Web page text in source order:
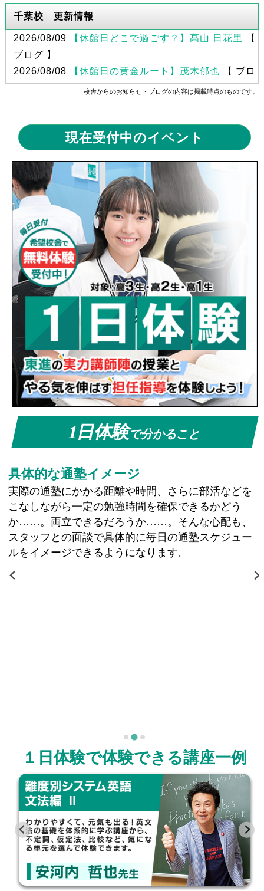
千葉校 更新情報
2026/08/09 【休館日どこで過ごす？】髙山 日花里
【
ブログ 】
2026/08/08
【休館日の黄金ルート】茂木郁也
【 ブロ
2026/08/06【さぁ、周回しよう】並木廉多朗
【 ブロ
グ 】
2026/08/05
【目標を意識して】杉山知聡
】
2026/08/04
【重要】学力POSログインについて
舎からのお知らせ 】
2026/08/04【夏は気合いと根性だ】青水宣優希
ログ 】
2026/08/03【とうとう夏休みです】小川なな【 ブロ
グ 】
2026/08/02
【夏休みの過ごし方】石橋智春【 ブログ
2026/08/01
【８月いろいろあるヨ】赤地さゆり【 ブ
ログ 】
校舎からのお知らせ・ブログの内容は掲載時点のものです。
現在受付中のイベント
1日体験で分かること
具体的な通塾イメージ
実際の通塾にかかる距離や時間、さらに部活などを
こなしながら一定の勉強時間を確保できるかどう
か……。両立できるだろうか……。そんな心配も、
スタッフとの面談で具体的に毎日の通塾スケジュー
ルをイメージできるようになります。
１日体験で体験できる講座一例